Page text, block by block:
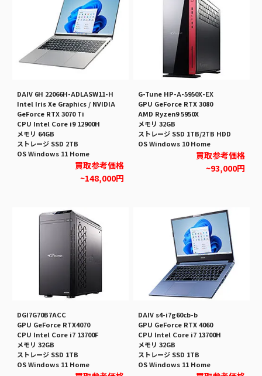
DAIV 6H 22066H-ADLASW11-H
Intel Iris Xe Graphics / NVIDIA
GeForce RTX 3070 Ti
CPU Intel Core i9 12900H
メモリ 64GB
ストレージ SSD 2TB
OS Windows 11 Home
買取参考価格
~148,000円
G-Tune HP-A-5950X-EX
GPU GeForce RTX 3080
AMD Ryzen9 5950X
メモリ 32GB
ストレージ SSD 1TB/2TB HDD
OS Windows 10 Home
買取参考価格
~93,000円
DGI7G70B7ACC
GPU GeForce RTX4070
CPU Intel Core i7 13700F
メモリ 32GB
ストレージ SSD 1TB
OS Windows 11 Home
DAIV s4-i7g60cb-b
GPU GeForce RTX 4060
CPU Intel Core i7 13700H
メモリ 32GB
ストレージ SSD 1TB
OS Windows 11 Home